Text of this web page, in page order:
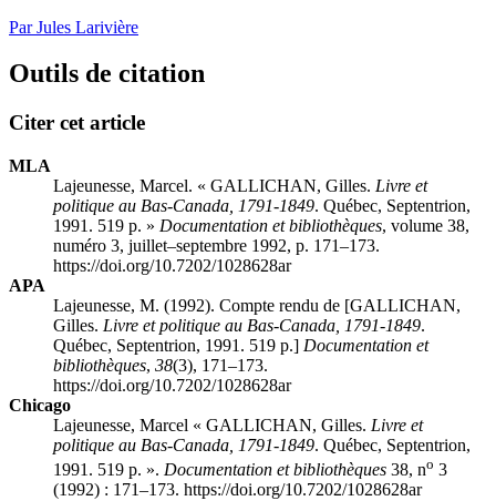
Par Jules Larivière
Outils de citation
Citer cet article
MLA
Lajeunesse, Marcel. « GALLICHAN, Gilles. Livre et
politique au Bas-Canada, 1791-1849. Québec, Septentrion,
1991. 519 p. » Documentation et bibliothèques, volume 38,
numéro 3, juillet–septembre 1992, p. 171–173.
https://doi.org/10.7202/1028628ar
APA
Lajeunesse, M. (1992). Compte rendu de [GALLICHAN,
Gilles. Livre et politique au Bas-Canada, 1791-1849.
Québec, Septentrion, 1991. 519 p.] Documentation et
bibliothèques, 38(3), 171–173.
https://doi.org/10.7202/1028628ar
Chicago
Lajeunesse, Marcel « GALLICHAN, Gilles. Livre et
politique au Bas-Canada, 1791-1849. Québec, Septentrion,
1991. 519 p. ». Documentation et bibliothèques 38, no 3
(1992) : 171–173. https://doi.org/10.7202/1028628ar